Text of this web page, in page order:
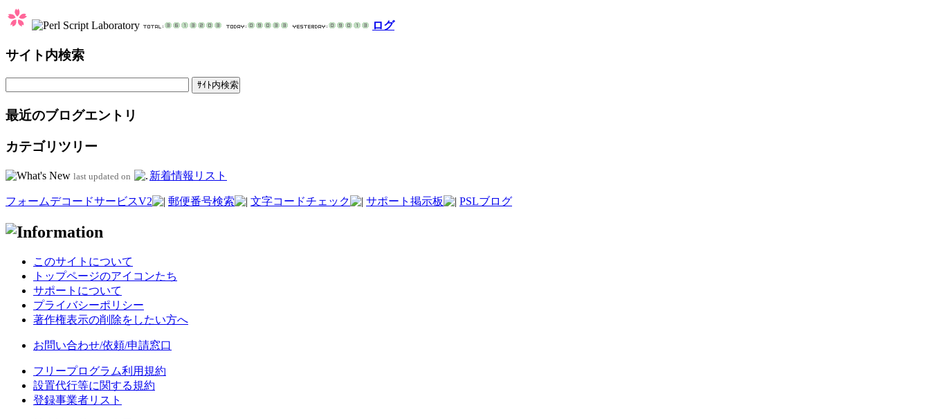
ログ
サイト内検索
最近のブログエントリ
カテゴリツリー
last updated on 新着情報リスト
フォームデコードサービスV2 郵便番号検索 文字コードチェック サポート掲示板 PSLブログ
このサイトについて
トップページのアイコンたち
サポートについて
プライバシーポリシー
著作権表示の削除をしたい方へ
お問い合わせ/依頼/申請窓口
フリープログラム利用規約
設置代行等に関する規約
登録事業者リスト